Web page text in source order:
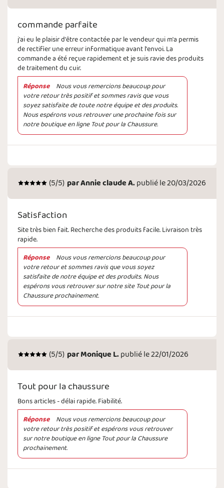
commande parfaite
j'ai eu le plaisir d'être contactée par le vendeur qui m'a permis
de rectifier une erreur informatique avant l'envoi. La
commande a été reçue rapidement et je suis ravie des produits
de traitement du cuir.
Réponse Nous vous remercions beaucoup pour
votre retour très positif et sommes ravis que vous
soyez satisfaite de toute notre équipe et des produits.
Nous espérons vous retrouver une prochaine fois sur
notre boutique en ligne Tout pour la Chaussure.
parAnnie claude A.publié le 20/03/2026
(5/5)
Satisfaction
Site très bien fait. Recherche des produits facile. Livraison très
rapide.
Réponse Nous vous remercions beaucoup pour
votre retour et sommes ravis que vous soyez
satisfaite de notre équipe et des produits. Nous
espérons vous retrouver sur notre site Tout pour la
Chaussure prochainement.
parMonique L.publié le 22/01/2026
(5/5)
Tout pour la chaussure
Bons articles - délai rapide. Fiabilité.
Réponse Nous vous remercions beaucoup pour
votre retour très positif et espérons vous retrouver
sur notre boutique en ligne Tout pour la Chaussure
prochainement.